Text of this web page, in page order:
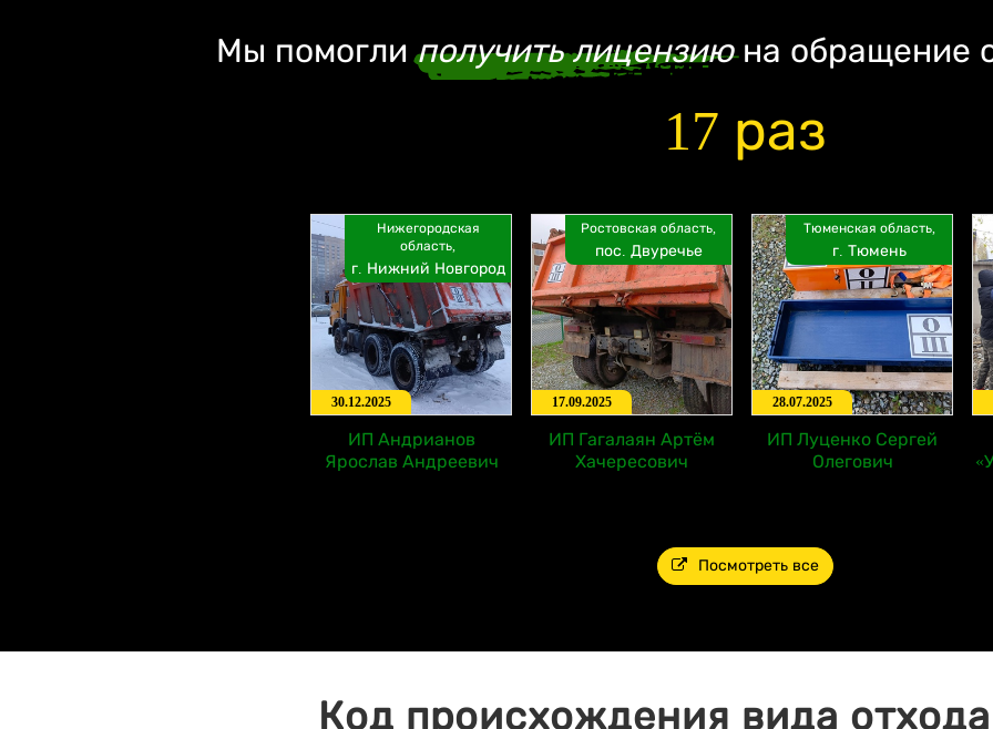
Мы помоглиполучить лицензиюна обращение
17 раз
Нижегородская
область,
г. Нижний Новгород
30.12.2025
ИП Андрианов
Ярослав Андреевич
Ростовская область,
пос. Двуречье
17.09.2025
ИП Гагалаян Артём
Хачересович
Тюменская область,
г. Тюмень
28.07.2025
ИП Луценко Сергей
Олегович
Посмотреть все
Код происхождения вида